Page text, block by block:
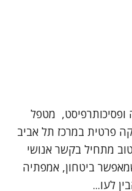
ופסיכותרפיסט, מטפל
פרטית במרכז תל אביב
טוב מתחיל בקשר אנושי
ביטחון, אמפתיה
לעו...